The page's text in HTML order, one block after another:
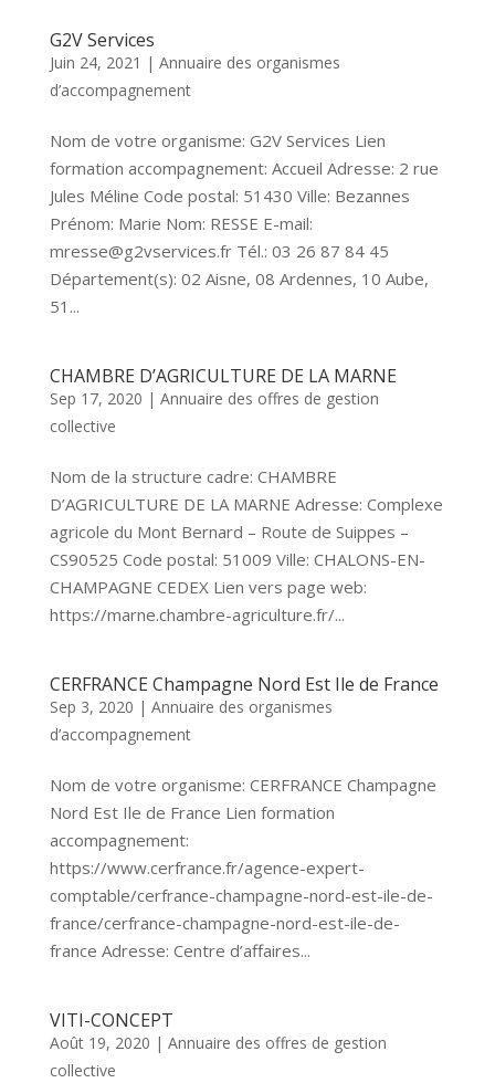
G2V Services
Juin 24, 2021 | Annuaire des organismes
d’accompagnement
Nom de votre organisme: G2V Services Lien
formation accompagnement: Accueil Adresse: 2 rue
Jules Méline Code postal: 51430 Ville: Bezannes
Prénom: Marie Nom: RESSE E-mail:
mresse@g2vservices.fr Tél.: 03 26 87 84 45
Département(s): 02 Aisne, 08 Ardennes, 10 Aube,
51...
CHAMBRE D’AGRICULTURE DE LA MARNE
Sep 17, 2020 | Annuaire des offres de gestion
collective
Nom de la structure cadre: CHAMBRE
D’AGRICULTURE DE LA MARNE Adresse: Complexe
agricole du Mont Bernard – Route de Suippes –
CS90525 Code postal: 51009 Ville: CHALONS-EN-
CHAMPAGNE CEDEX Lien vers page web:
https://marne.chambre-agriculture.fr/...
CERFRANCE Champagne Nord Est Ile de France
Sep 3, 2020 | Annuaire des organismes
d’accompagnement
Nom de votre organisme: CERFRANCE Champagne
Nord Est Ile de France Lien formation
accompagnement:
https://www.cerfrance.fr/agence-expert-
comptable/cerfrance-champagne-nord-est-ile-de-
france/cerfrance-champagne-nord-est-ile-de-
france Adresse: Centre d’affaires...
VITI-CONCEPT
Août 19, 2020 | Annuaire des offres de gestion
collective